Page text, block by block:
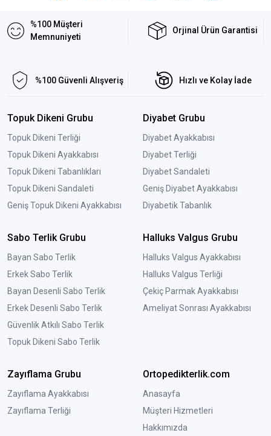
%100 Müşteri
Memnuniyeti
Orjinal Ürün Garantisi
%100 Güvenli Alışveriş Hızlı ve Kolay İade
Topuk Dikeni Grubu
Topuk Dikeni Terliği
Topuk Dikeni Ayakkabısı
Topuk Dikeni Tabanlıkları
Topuk Dikeni Sandaleti
Geniş Topuk Dikeni Ayakkabısı
Diyabet Grubu
Diyabet Ayakkabısı
Diyabet Terliği
Diyabet Sandaleti
Geniş Diyabet Ayakkabısı
Diyabetik Tabanlık
Sabo Terlik Grubu
Bayan Sabo Terlik
Erkek Sabo Terlik
Bayan Desenli Sabo Terlik
Erkek Desenli Sabo Terlik
Güvenlik Atkılı Sabo Terlik
Topuk Dikeni Sabo Terlik
Halluks Valgus Grubu
Halluks Valgus Ayakkabısı
Halluks Valgus Terliği
Çekiç Parmak Ayakkabısı
Ameliyat Sonrası Ayakkabısı
Zayıflama Grubu
Zayıflama Ayakkabısı
Zayıflama Terliği
Ortopedikterlik.com
Anasayfa
Müşteri Hizmetleri
Hakkımızda